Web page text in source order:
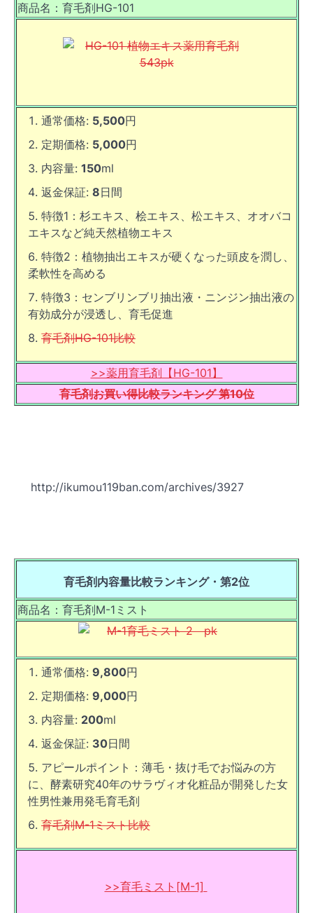
商品名：育毛剤HG-101
通常価格: 5,500円
定期価格: 5,000円
内容量: 150ml
返金保証: 8日間
特徴1：杉エキス、桧エキス、松エキス、オオバコ
エキスなど純天然植物エキス
特徴2：植物抽出エキスが硬くなった頭皮を潤し、
柔軟性を高める
特徴3：センブリンブリ抽出液・ニンジン抽出液の
有効成分が浸透し、育毛促進
育毛剤HG-101比較
>>薬用育毛剤【HG-101】
育毛剤お買い得比較ランキング 第10位
http://ikumou119ban.com/archives/3927
育毛剤内容量比較ランキング・ 第2位
商品名：育毛剤M-1ミスト
通常価格: 9,800円
定期価格: 9,000円
内容量: 200ml
返金保証: 30日間
アピールポイント：薄毛・抜け毛でお悩みの方
に、酵素研究40年のサラヴィオ化粧品が開発した女
性男性兼用発毛育毛剤
育毛剤M-1ミスト比較
>>育毛ミスト[M-1]